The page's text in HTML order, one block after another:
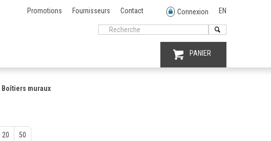
Promotions Fournisseurs Contact Connexion EN
PANIER
Boîtiers muraux
20 50